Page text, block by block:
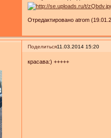
Отредактировано atrom
Поделиться11.03.2014 15:20
красава:) +++++